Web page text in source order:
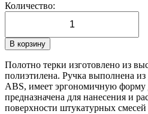
Количество:
В корзину
Полотно терки изготовлено из
полиэтилена. Ручка выполнена
ABS, имеет эргономичную форму
предназначена для нанесения и
поверхности штукатурных смесей